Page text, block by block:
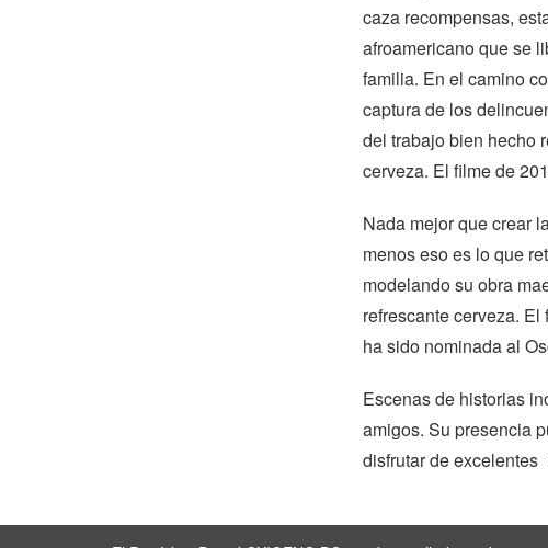
caza recompensas,
afroamericano que se
familia. En el camino
captura de los
del trabajo bien hecho
cerveza. El filme de
Nada mejor que crear
menos eso es lo que
modelando su obra
refrescante cerveza.
ha sido nominada al
Escenas de historias
amigos. Su presencia
disfrutar de excelentes